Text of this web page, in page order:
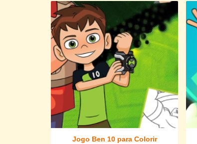
Jogo Ben 10 para Colorir